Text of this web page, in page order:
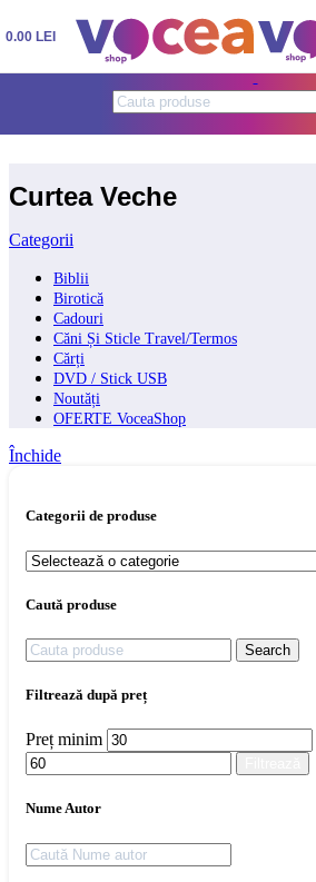
Skip to navigationSkip to main content
0.00 LEI
Curtea Veche
Categorii
Biblii
Birotică
Cadouri
Căni Și Sticle Travel/Termos
Cărți
DVD / Stick USB
Noutăți
OFERTE VoceaShop
Închide
Categorii de produse
Caută produse
Search
Filtrează după preț
Preț minim
Nume Autor